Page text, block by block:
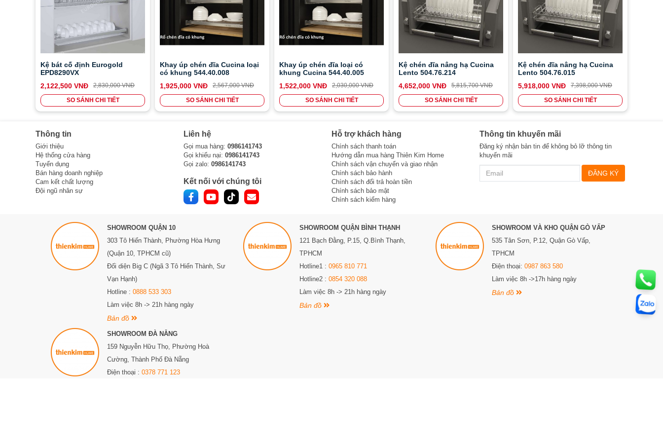
Kệ bát cố định Eurogold
EPD8290VX
2,122,500 VNĐ
2,830,000 VNĐ
SO SÁNH CHI TIẾT
Khay úp chén đĩa Cucina loại
có khung 544.40.008
1,925,000 VNĐ
2,567,000 VNĐ
SO SÁNH CHI TIẾT
Khay úp chén đĩa loại có
khung Cucina 544.40.005
1,522,000 VNĐ
2,030,000 VNĐ
SO SÁNH CHI TIẾT
Kệ chén đĩa nâng hạ Cucina
Lento 504.76.214
4,652,000 VNĐ
5,815,700 VNĐ
SO SÁNH CHI TIẾT
Kệ chén đĩa nâng hạ Cucina
Lento 504.76.015
5,918,000 VNĐ
7,398,000 VNĐ
SO SÁNH CHI TIẾT
Thông tin
Giới thiệu
Hệ thống cửa hàng
Tuyển dụng
Bán hàng doanh nghiệp
Cam kết chất lượng
Đội ngũ nhân sự
Liên hệ
Gọi mua hàng: 0986141743
Gọi khiếu nại: 0986141743
Gọi zalo: 0986141743
Kết nối với chúng tôi
Hỗ trợ khách hàng
Chính sách thanh toán
Hướng dẫn mua hàng Thiên Kim Home
Chính sách vận chuyển và giao nhận
Chính sách bảo hành
Chính sách đổi trả hoàn tiền
Chính sách bảo mật
Chính sách kiểm hàng
Thông tin khuyến mãi
Đăng ký nhận bản tin để không bỏ lỡ thông tin
khuyến mãi
ĐĂNG KÝ
SHOWROOM QUẬN 10
303 Tô Hiến Thành, Phường Hòa Hưng
(Quận 10, TPHCM cũ)
Đối diện Big C (Ngã 3 Tô Hiến Thành, Sư
Vạn Hạnh)
Hotline : 0888 533 303
Làm việc 8h -> 21h hàng ngày
Bản đồ
SHOWROOM QUẬN BÌNH THẠNH
121 Bạch Đằng, P.15, Q.Bình Thạnh,
TPHCM
Hotline1 : 0965 810 771
Hotline2 : 0854 320 088
Làm việc 8h -> 21h hàng ngày
Bản đồ
SHOWROOM VÀ KHO QUẬN GÒ VẤP
535 Tân Sơn, P.12, Quận Gò Vấp,
TPHCM
Điện thoại: 0987 863 580
Làm việc 8h ->17h hàng ngày
Bản đồ
SHOWROOM ĐÀ NẴNG
159 Nguyễn Hữu Thọ, Phường Hoà
Cường, Thành Phố Đà Nẵng
Điện thoại : 0378 771 123